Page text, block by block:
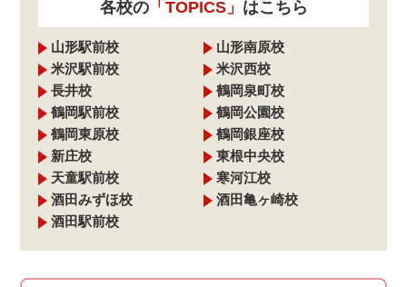
各校の「TOPICS」 はこちら
山形駅前校
山形南原校
米沢駅前校
米沢西校
長井校
鶴岡泉町校
鶴岡駅前校
鶴岡公園校
鶴岡東原校
鶴岡銀座校
新庄校
東根中央校
天童駅前校
寒河江校
酒田みずほ校
酒田亀ヶ崎校
酒田駅前校